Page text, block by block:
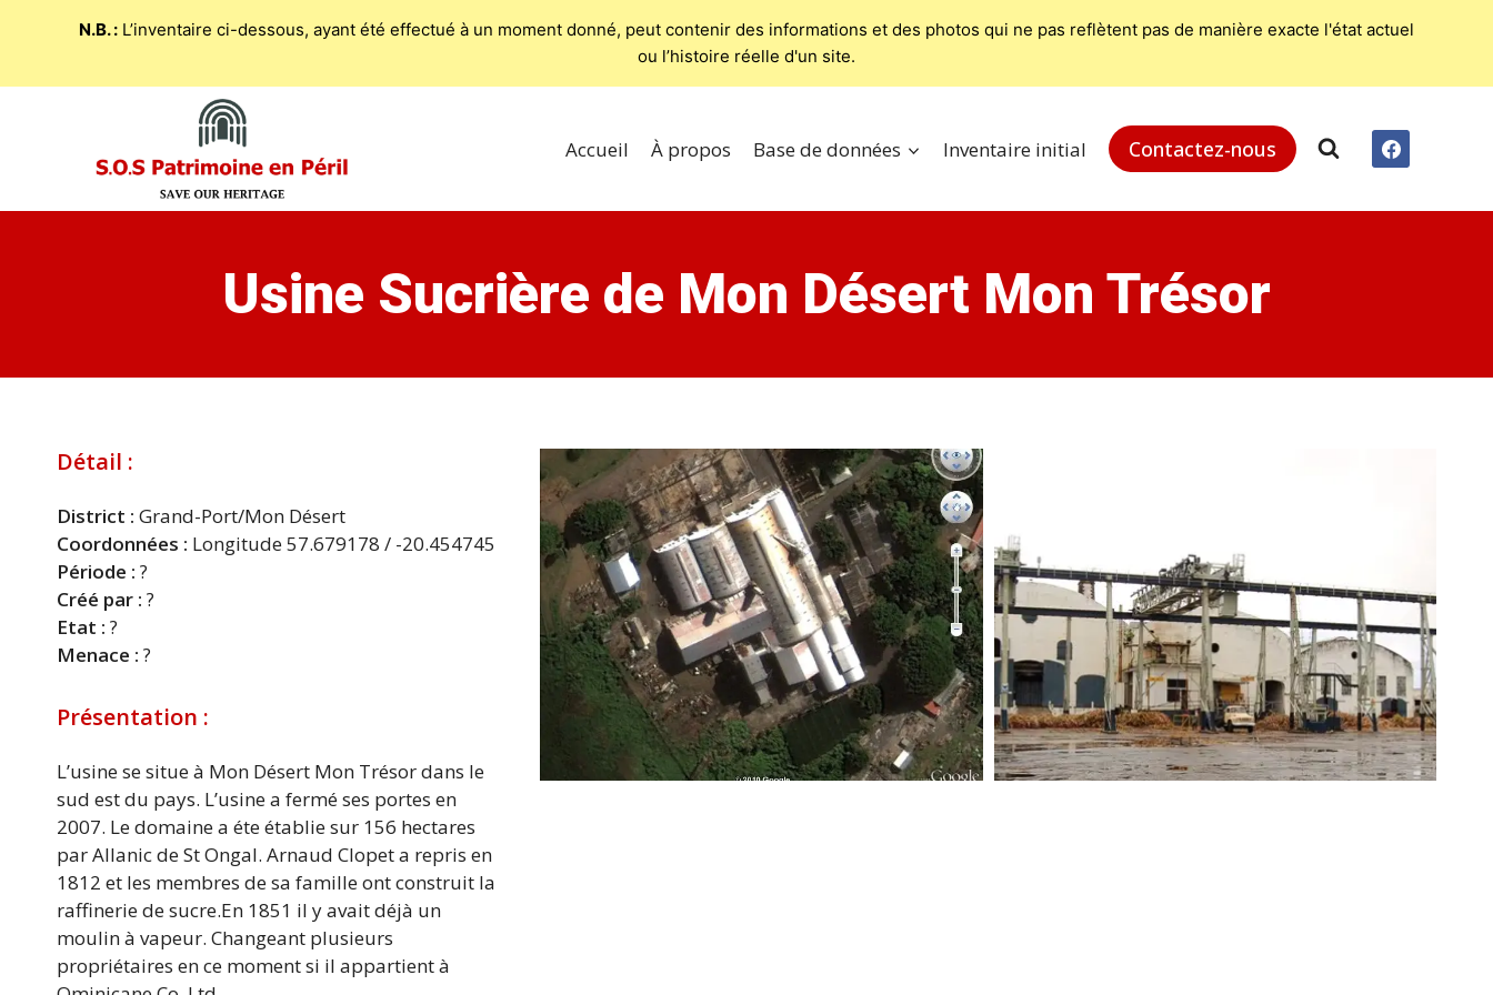
Accueil À propos Base de données Inventaire initial Contactez-nous
Usine Sucrière de Mon Désert Mon Trésor
Détail :
District : Grand-Port/Mon Désert
Coordonnées : Longitude 57.679178 / -20.454745
Période : ?
Créé par : ?
Etat : ?
Menace : ?
Présentation :
L’usine se situe à Mon Désert Mon Trésor dans le
sud est du pays. L’usine a fermé ses portes en
2007. Le domaine a éte établie sur 156 hectares
par Allanic de St Ongal. Arnaud Clopet a repris en
1812 et les membres de sa famille ont construit la
raffinerie de sucre.En 1851 il y avait déjà un
moulin à vapeur. Changeant plusieurs
propriétaires en ce moment si il appartient à
N.B. : L’inventaire ci-dessous, ayant été effectué à un moment donné, peut contenir des informations et des photos qui ne pas reflètent pas de manière exacte l'état actuel
ou l’histoire réelle d'un site.